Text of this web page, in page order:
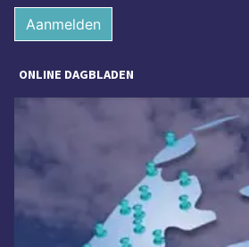
Aanmelden
ONLINE DAGBLADEN